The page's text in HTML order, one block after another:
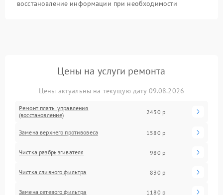
восстановление информации при необходимости
Цены на услуги ремонта
Цены актуальны на текущую дату 09.08.2026
Ремонт платы управления
(восстановление)
2430 р
Замена верхнего противовеса 1580 р
Чистка разбрызгивателя 980 р
Чистка сливного фильтра 830 р
Замена сетевого фильтра 1180 р